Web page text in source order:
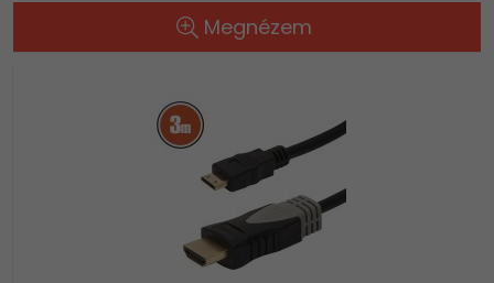
Megnézem